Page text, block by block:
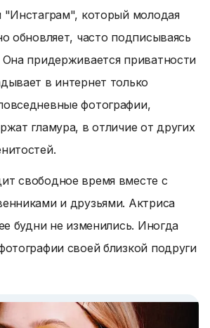
"Инстаграм", который молодая
обновляет, часто подписываясь
придерживается приватности
в интернет только
фотографии,
гламура, в отличие от других
свободное время вместе с
и друзьями. Актриса
будни не изменились. Иногда
своей близкой подруги